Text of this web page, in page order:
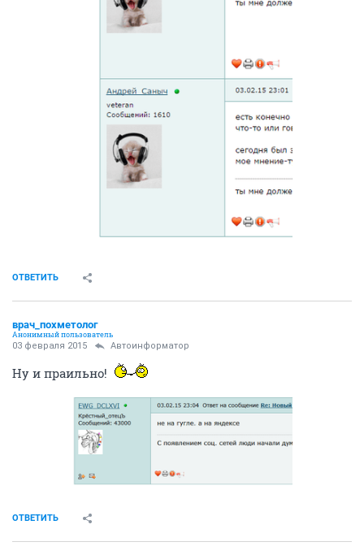
ОТВЕТИТЬ
врач_похметолог
Анонимный пользователь
03 февраля 2015 Автоинформатор
Ну и праильно!
ОТВЕТИТЬ